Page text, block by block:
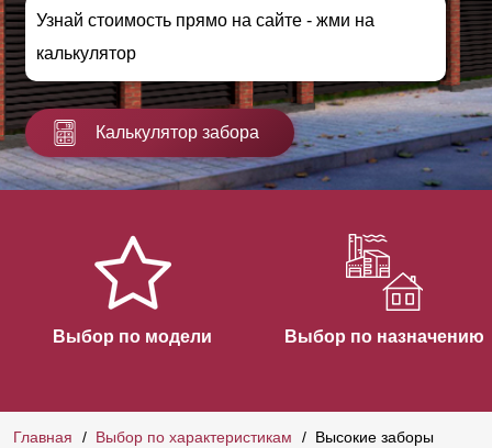
Узнай стоимость прямо на сайте - жми на
калькулятор
Калькулятор забора
Выбор по модели Выбор по назначению
Главная Выбор по характеристикам Высокие заборы